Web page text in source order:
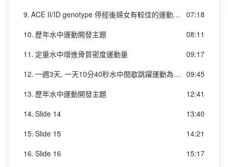
07:18
9.
ACE II/ID genotype 停經後婦女有較佳的運動後降血壓效果ACE DD genotype 停經後婦女運動後立即血壓增加較多
08:11
10. 歷年水中運動開發主題
09:17
11. 定量水中增進骨質密度運動量
09:45
12.
一週3天, 一天10分40秒水中間歇跳躍運動為增進骨質密度最低運動劑量
12:41
13. 歷年水中運動開發主題
13:40
14. Slide 14
14:21
15. Slide 15
15:17
16. Slide 16